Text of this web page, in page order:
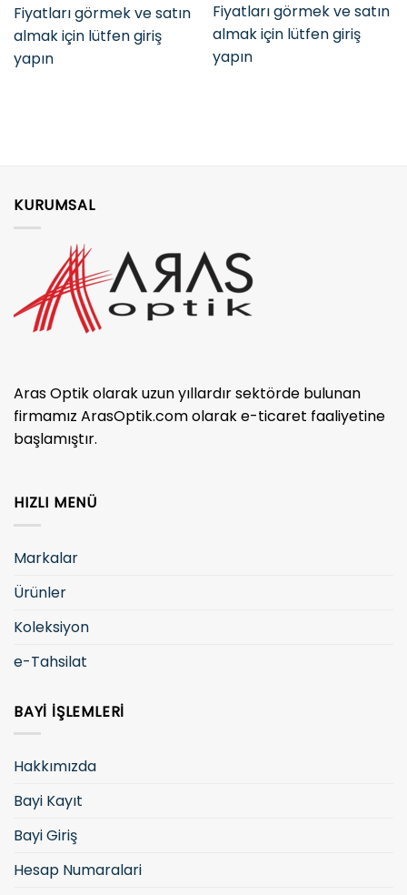
Fiyatları görmek ve satın
almak için lütfen giriş
yapın
Fiyatları görmek ve satın
almak için lütfen giriş
yapın
KURUMSAL
Aras Optik olarak uzun yıllardır sektörde bulunan
firmamız ArasOptik.com olarak e-ticaret faaliyetine
başlamıştır.
HIZLI MENÜ
Markalar
Ürünler
Koleksiyon
e-Tahsilat
BAYI İŞLEMLERI
Hakkımızda
Bayi Kayıt
Bayi Giriş
Hesap Numaralari